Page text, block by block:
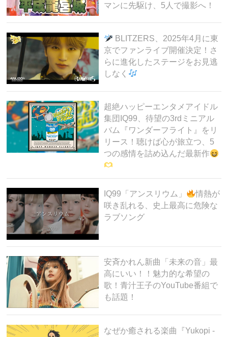
マンに先駆け、5人で撮影へ！
BLITZERS、2025年4月に東
京でファンライブ開催決定！さ
らに進化したステージをお見逃
しなく
超絶ハッピーエンタメアイドル
集団IQ99、待望の3rdミニアル
バム『ワンダーフライト』をリ
リース！聴けば心が旅立つ、5
つの感情を詰め込んだ最新作
IQ99「アンスリウム」
情熱が
咲き乱れる、史上最高に危険な
ラブソング
安斉かれん新曲「未来の音」最
高にいい！！魅力的な希望の
歌！青汁王子のYouTube番組で
も話題！
なぜか癒される楽曲『Yukopi -